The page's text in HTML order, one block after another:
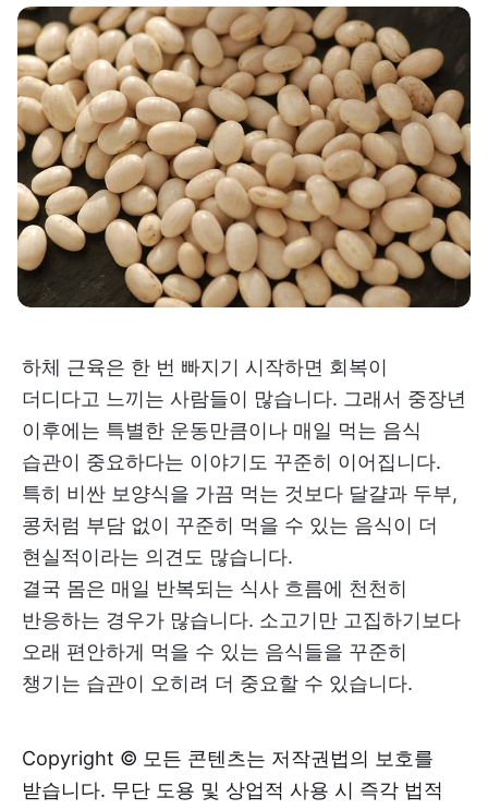
하체 근육은 한 번 빠지기 시작하면 회복이
더디다고 느끼는 사람들이 많습니다. 그래서 중장년
이후에는 특별한 운동만큼이나 매일 먹는 음식
습관이 중요하다는 이야기도 꾸준히 이어집니다.
특히 비싼 보양식을 가끔 먹는 것보다 달걀과 두부,
콩처럼 부담 없이 꾸준히 먹을 수 있는 음식이 더
현실적이라는 의견도 많습니다.
결국 몸은 매일 반복되는 식사 흐름에 천천히
반응하는 경우가 많습니다. 소고기만 고집하기보다
오래 편안하게 먹을 수 있는 음식들을 꾸준히
챙기는 습관이 오히려 더 중요할 수 있습니다.
Copyright © 모든 콘텐츠는 저작권법의 보호를
받습니다. 무단 도용 및 상업적 사용 시 즉각 법적